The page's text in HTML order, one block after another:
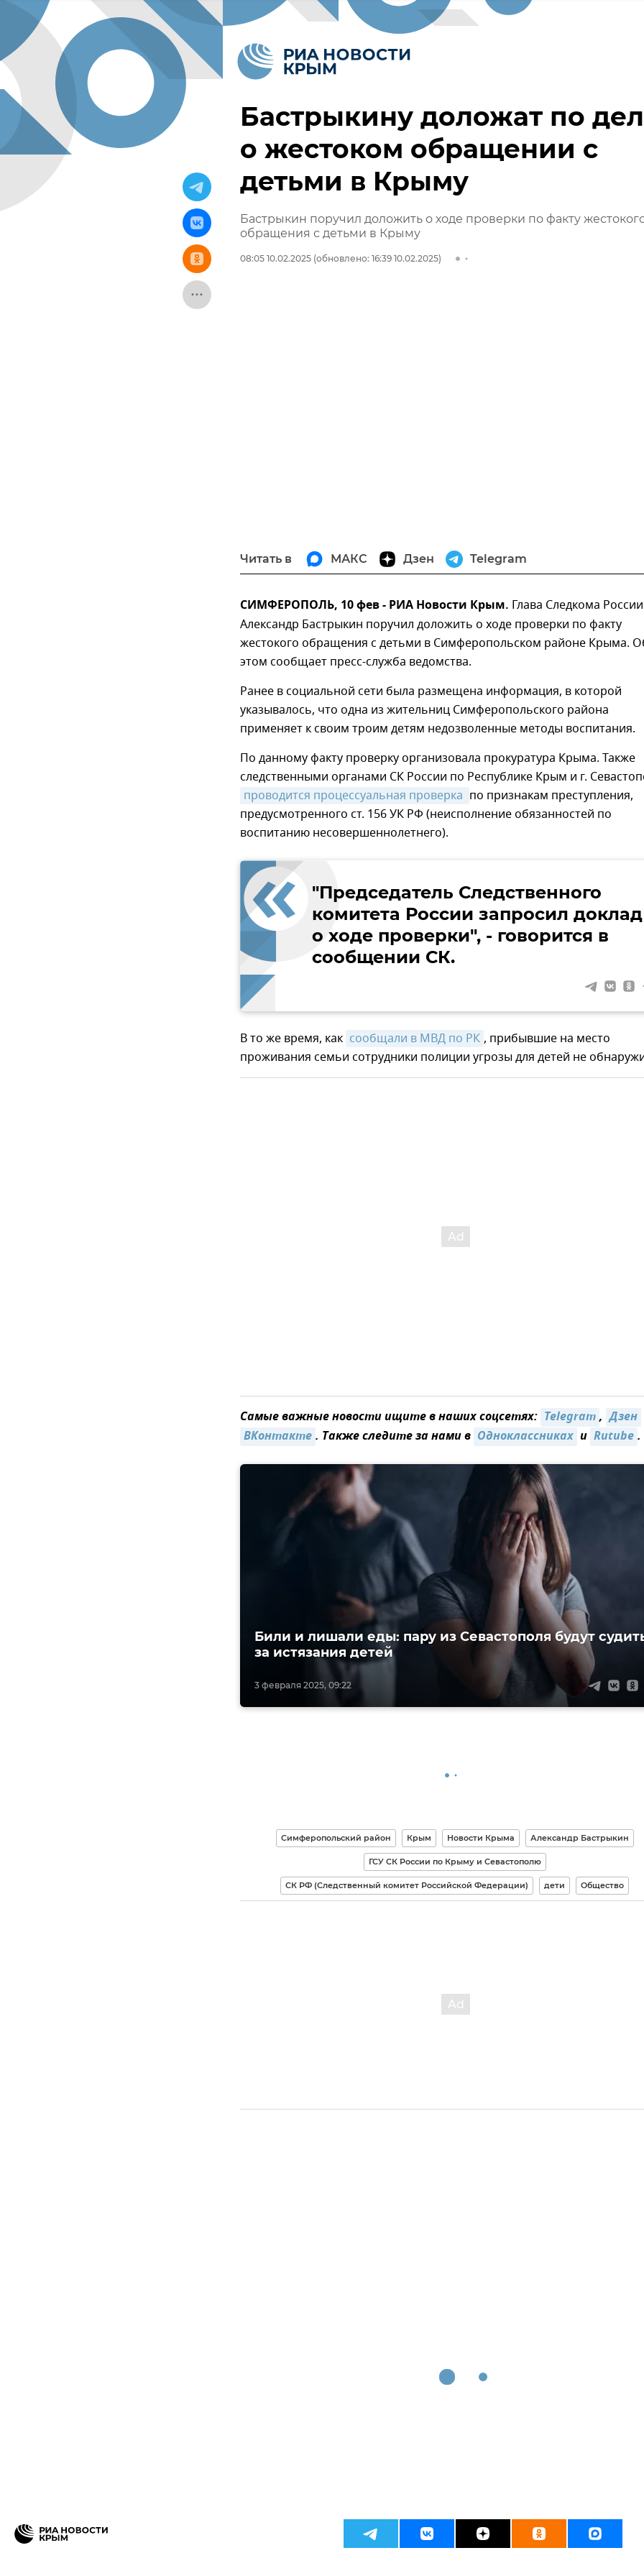
Бастрыкину доложат по
о жестоком обращении с
детьми в Крыму
Бастрыкин поручил доложить о ходе проверки по факту
обращения с детьми в Крыму
08:05 10.02.2025 (обновлено: 16:39 10.02.2025)
Читать в МАКС Дзен Telegram
СИМФЕРОПОЛЬ, 10 фев - РИА Новости Крым. Глава Следкома России
Александр Бастрыкин поручил доложить о ходе проверки по факту
жестокого обращения с детьми в Симферопольском районе Крыма.
этом сообщает пресс-служба ведомства.
Ранее в социальной сети была размещена информация, в которой
указывалось, что одна из жительниц Симферопольского района
применяет к своим троим детям недозволенные методы воспитания.
По данному факту проверку организовала прокуратура Крыма. Также
следственными органами СК России по Республике Крым и г.
проводится процессуальная проверка по признакам преступления,
предусмотренного ст. 156 УК РФ (неисполнение обязанностей по
воспитанию несовершеннолетнего).
"Председатель Следственного
комитета России запросил доклад
о ходе проверки", - говорится в
сообщении СК.
В то же время, как сообщали в МВД по РК , прибывшие на место
проживания семьи сотрудники полиции угрозы для детей не
Самые важные новости ищите в наших соцсетях: Telegram, Дзен
ВКонтакте. Также следите за нами в Одноклассниках и Rutube.
3 февраля 2025, 09:22
Били и лишали еды: пару из Севастополя будут
за истязания детей
Симферопольский район Крым Новости Крыма Александр Бастрыкин
ГСУ СК России по Крыму и Севастополю
СК РФ (Следственный комитет Российской Федерации) дети Общество